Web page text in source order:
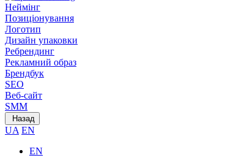
Неймінг
Позиціонування
Логотип
Дизайн упаковки
Ребрендинг
Рекламний образ
Брендбук
SEO
Веб-сайт
SMM
Назад
UA EN
EN